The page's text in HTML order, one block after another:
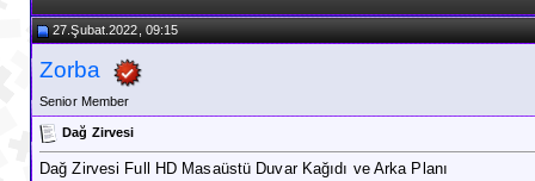
27.Şubat.2022, 09:15
Zorba
Senior Member
Dağ Zirvesi
Dağ Zirvesi Full HD Masaüstü Duvar Kağıdı ve Arka Planı